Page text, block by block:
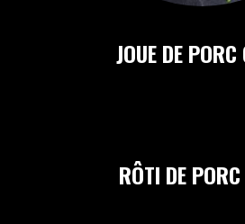
JOUE DE PORC
RÔTI DE